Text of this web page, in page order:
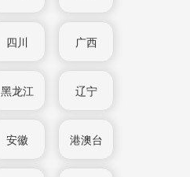
四川 广西
黑龙江 辽宁
安徽 港澳台